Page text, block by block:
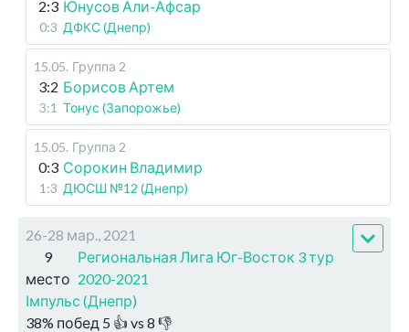
2:3 Юнусов Али-Афсар
0:3 ДФКС (Днепр)
15.05. Группа 2
3:2 Борисов Артем
3:1 Тонус (Запорожье)
15.05. Группа 2
0:3 Сорокин Владимир
1:3 ДЮСШ №12 (Днепр)
26-28 мар., 2021
9
место
Региональная Лига Юг-Восток 3 тур
2020-2021
Імпульс (Днепр)
38% побед 5 👍 vs 8 👎